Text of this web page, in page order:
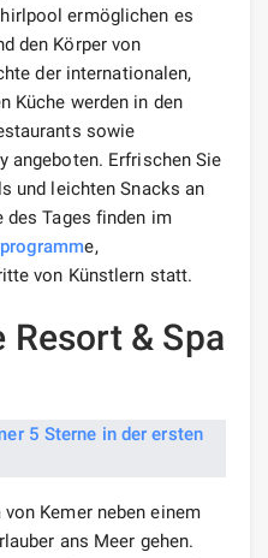
ermöglichen es
den Körper von
der internationalen,
Küche werden in den
sowie
angeboten. Erfrischen Sie
und leichten Snacks an
des Tages finden im
programme,
von Künstlern statt.
Resort & Spa
Kemer neben einem
ans Meer gehen.